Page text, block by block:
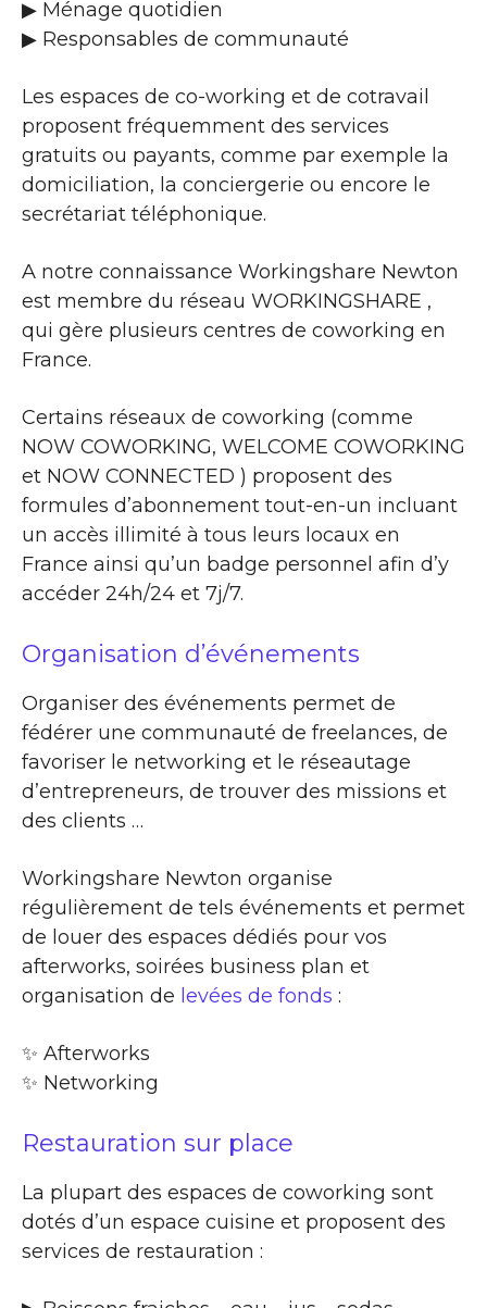
▶​ Ménage quotidien
▶​ Responsables de communauté
Les espaces de co-working et de cotravail
proposent fréquemment des services
gratuits ou payants, comme par exemple la
domiciliation, la conciergerie ou encore le
secrétariat téléphonique.
A notre connaissance Workingshare Newton
est membre du réseau WORKINGSHARE ,
qui gère plusieurs centres de coworking en
France.
Certains réseaux de coworking (comme
NOW COWORKING, WELCOME COWORKING
et NOW CONNECTED ) proposent des
formules d’abonnement tout-en-un incluant
un accès illimité à tous leurs locaux en
France ainsi qu’un badge personnel afin d’y
accéder 24h/24 et 7j/7.
Organisation d’événements
Organiser des événements permet de
fédérer une communauté de freelances, de
favoriser le networking et le réseautage
d’entrepreneurs, de trouver des missions et
des clients …
Workingshare Newton organise
régulièrement de tels événements et permet
de louer des espaces dédiés pour vos
afterworks, soirées business plan et
organisation de levées de fonds :
✨​ Afterworks
✨​ Networking
Restauration sur place
La plupart des espaces de coworking sont
dotés d’un espace cuisine et proposent des
services de restauration :